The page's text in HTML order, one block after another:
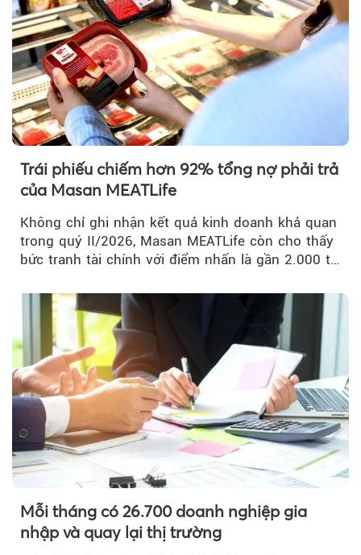
Trái phiếu chiếm hơn 92% tổng nợ phải trả
của Masan MEATLife
Không chỉ ghi nhận kết quả kinh doanh khả quan
trong quý II/2026, Masan MEATLife còn cho thấy
bức tranh tài chính với điểm nhấn là gần 2.000 tỷ
Mỗi tháng có 26.700 doanh nghiệp gia
nhập và quay lại thị trường